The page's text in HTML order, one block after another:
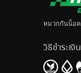
หมวกกันน็อค
วิธีชำระเงิน